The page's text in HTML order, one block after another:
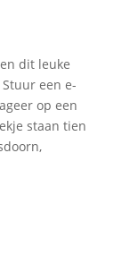
dit leuke
een e-
op een
staan tien